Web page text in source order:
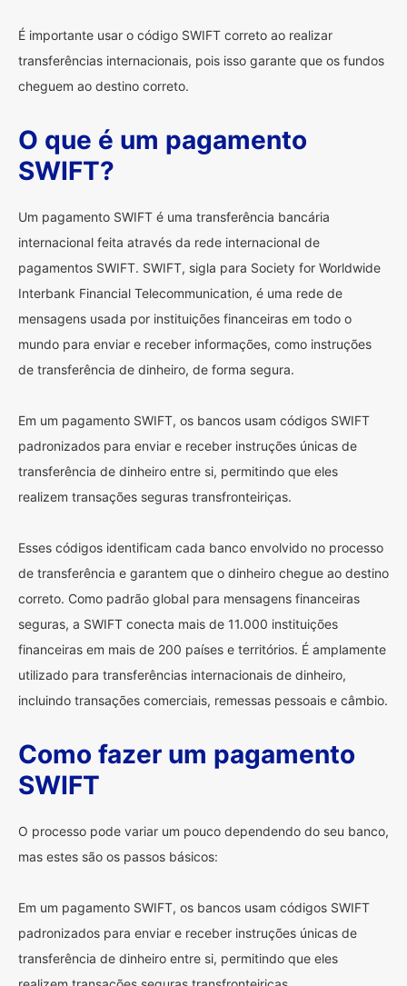
É importante usar o código SWIFT correto ao realizar
transferências internacionais, pois isso garante que os fundos
cheguem ao destino correto.
O que é um pagamento
SWIFT?
Um pagamento SWIFT é uma transferência bancária
internacional feita através da rede internacional de
pagamentos SWIFT. SWIFT, sigla para Society for Worldwide
Interbank Financial Telecommunication, é uma rede de
mensagens usada por instituições financeiras em todo o
mundo para enviar e receber informações, como instruções
de transferência de dinheiro, de forma segura.
Em um pagamento SWIFT, os bancos usam códigos SWIFT
padronizados para enviar e receber instruções únicas de
transferência de dinheiro entre si, permitindo que eles
realizem transações seguras transfronteiriças.
Esses códigos identificam cada banco envolvido no processo
de transferência e garantem que o dinheiro chegue ao destino
correto. Como padrão global para mensagens financeiras
seguras, a SWIFT conecta mais de 11.000 instituições
financeiras em mais de 200 países e territórios. É amplamente
utilizado para transferências internacionais de dinheiro,
incluindo transações comerciais, remessas pessoais e câmbio.
Como fazer um pagamento
SWIFT
O processo pode variar um pouco dependendo do seu banco,
mas estes são os passos básicos:
Em um pagamento SWIFT, os bancos usam códigos SWIFT
padronizados para enviar e receber instruções únicas de
transferência de dinheiro entre si, permitindo que eles